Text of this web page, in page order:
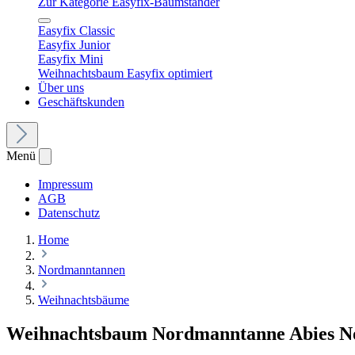
Easyfix Classic
Easyfix Junior
Easyfix Mini
Weihnachtsbaum Easyfix optimiert
Über uns
Geschäftskunden
Menü
Impressum
AGB
Datenschutz
Home
Nordmanntannen
Weihnachtsbäume
Weihnachtsbaum Nordmanntanne Abies